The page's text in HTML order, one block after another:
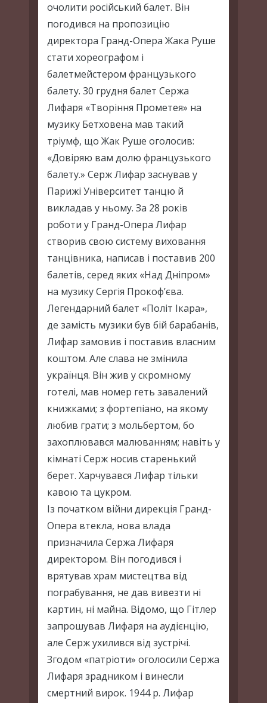
очолити російський балет. Він
погодився на пропозицію
директора Гранд-Опера Жака Руше
стати хореографом і
балетмейстером французького
балету. 30 грудня балет Сержа
Лифаря «Творіння Прометея» на
музику Бетховена мав такий
тріумф, що Жак Руше оголосив:
«Довіряю вам долю французького
балету.» Серж Лифар заснував у
Парижі Університет танцю й
викладав у ньому. За 28 років
роботи у Гранд-Опера Лифар
створив свою систему виховання
танцівника, написав і поставив 200
балетів, серед яких «Над Дніпром»
на музику Сергія Прокоф’єва.
Легендарний балет «Політ Ікара»,
де замість музики був бій барабанів,
Лифар замовив і поставив власним
коштом. Але слава не змінила
українця. Він жив у скромному
готелі, мав номер геть завалений
книжками; з фортепіано, на якому
любив грати; з мольбертом, бо
захоплювався малюванням; навіть у
кімнаті Серж носив старенький
берет. Харчувався Лифар тільки
кавою та цукром.
Із початком війни дирекція Гранд-
Опера втекла, нова влада
призначила Сержа Лифаря
директором. Він погодився і
врятував храм мистецтва від
пограбування, не дав вивезти ні
картин, ні майна. Відомо, що Гітлер
запрошував Лифаря на аудієнцію,
але Серж ухилився від зустрічі.
Згодом «патріоти» оголосили Сержа
Лифаря зрадником і винесли
смертний вирок. 1944 р. Лифар